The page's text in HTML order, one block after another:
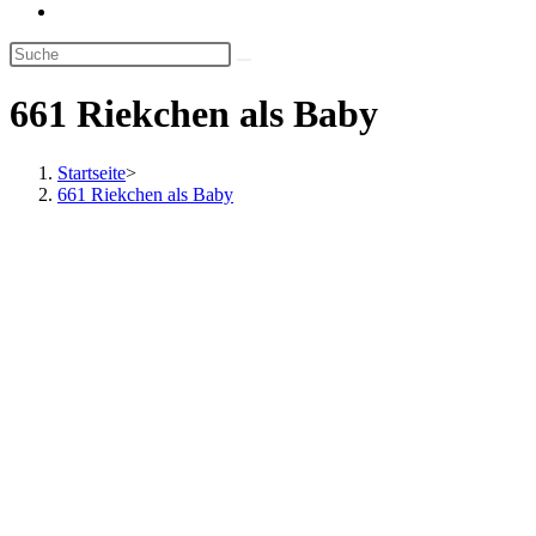
umschalten
661 Riekchen als Baby
Startseite>
661 Riekchen als Baby